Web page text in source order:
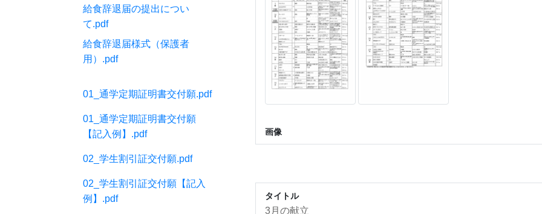
給食辞退届の提出につい
て.pdf
給食辞退届様式（保護者
用）.pdf
01_通学定期証明書交付願.pdf
01_通学定期証明書交付願
【記入例】.pdf
02_学生割引証交付願.pdf
02_学生割引証交付願【記入
例】.pdf
画像
タイトル
3月の献立